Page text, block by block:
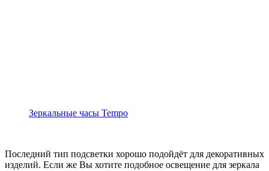
Зеркальные часы Tempo
Последний тип подсветки хорошо подойдёт для декоративных
изделий. Если же Вы хотите подобное освещение для зеркала